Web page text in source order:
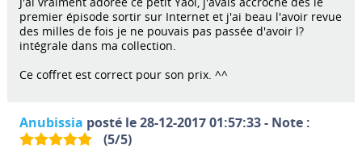
premier épisode sortir sur Internet et j'ai beau l'avoir revue
des milles de fois je ne pouvais pas passée d'avoir l?
intégrale dans ma collection.
Ce coffret est correct pour son prix. ^^
Anubissia posté le 28-12-2017 01:57:33 - Note :
(5/5)